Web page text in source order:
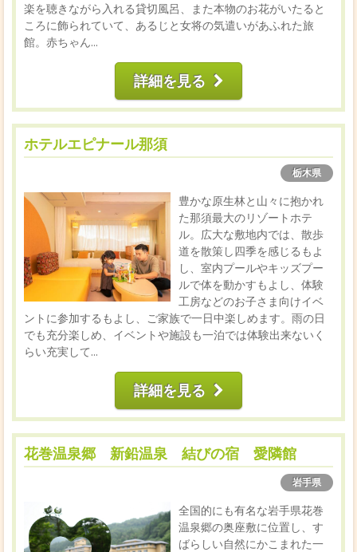
楽を聴きながら入れる貸切風呂、また本物のお花がいたると
ころに飾られていて、あるじと女将の気遣いがあふれた旅
館。赤ちゃん...
詳細を見る
ホテルエピナール那須
栃木県
豊かな原生林と山々に抱かれ
た那須最大のリゾートホテ
ル。広大な敷地内では、散歩
道を散策し四季を感じるもよ
し、室内プールやキッズプー
ルで体を動かすもよし、体験
工房などのお子さま向けイベ
ントに参加するもよし、ご家族で一日中楽しめます。雨の日
でも充分楽しめ、イベントや施設も一泊では体験出来ないく
らい充実して...
詳細を見る
花巻温泉郷 新鉛温泉 結びの宿 愛隣館
岩手県
全国的にも有名な岩手県花巻
温泉郷の奥座敷に位置し、す
ばらしい自然にかこまれた一